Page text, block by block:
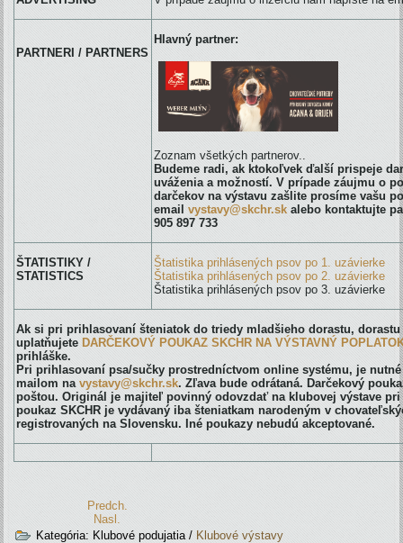
PARTNERI / PARTNERS
Hlavný partner:
Zoznam všetkých partnerov..
Budeme radi, ak ktokoľvek ďalší prispeje
uváženia a možností. V prípade záujmu o
darčekov na výstavu zašlite prosíme vašu
emailvystavy@skchr.sk alebo kontaktujte
905 897 733
ŠTATISTIKY /
STATISTICS
Štatistika prihlásených psov po 1. uzávierke
Štatistika prihlásených psov po 2. uzávierke
Štatistika prihlásených psov po 3. uzávierke
Ak si pri prihlasovaní šteniatok do triedy mladšieho dorastu,
uplatňujete DARČEKOVÝ POUKAZ SKCHR NA VÝSTAVNÝ
prihláške.
Pri prihlasovaní psa/sučky prostredníctvom online systému, je
mailom navystavy@skchr.sk. Zľava bude odrátaná. Darčekový
poštou. Originál je majiteľ povinný odovzdať na klubovej výstave pri
poukaz SKCHR je vydávaný iba šteniatkam narodeným v
registrovaných na Slovensku. Iné poukazy nebudú akceptované.
Predch.
Nasl.
Kategória: Klubové podujatia / Klubové výstavy